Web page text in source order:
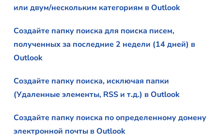
или двум/нескольким категориям в Outlook
Создайте папку поиска для поиска писем,
полученных за последние 2 недели (14 дней) в
Outlook
Создайте папку поиска, исключая папки
(Удаленные элементы, RSS и т.д.) в Outlook
Создайте папку поиска по определенному домену
электронной почты в Outlook